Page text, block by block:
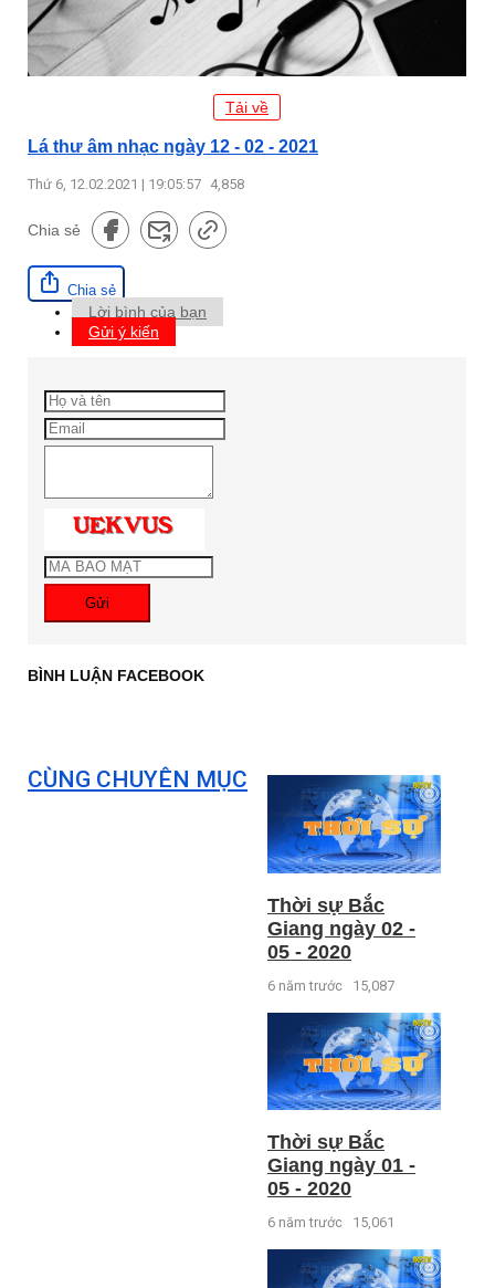
Tải về
Lá thư âm nhạc ngày 12 - 02 - 2021
Thứ 6, 12.02.2021 | 19:05:57 4,858
Chia sẻ
Chia sẻ
Lời bình của bạn
Gửi ý kiến
Gửi
BÌNH LUẬN FACEBOOK
CÙNG CHUYÊN MỤC
Thời sự Bắc
Giang ngày 02 -
05 - 2020
6 năm trước 15,087
Thời sự Bắc
Giang ngày 01 -
05 - 2020
6 năm trước 15,061